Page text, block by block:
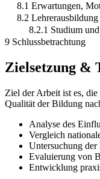
8.1 Erwartungen,
8.2 Lehrerausbildung
8.2.1 Studium
9 Schlussbetrachtung
Zielsetzung &
Ziel der Arbeit ist es,
Qualität der Bildung
Analyse des
Vergleich
Untersuchung
Evaluierung von
Entwicklung